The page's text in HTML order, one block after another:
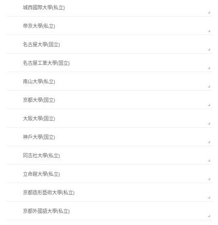
城西國際大學(私立)
帝京大學(私立)
名古屋大學(国立)
名古屋工業大學(国立)
南山大學(私立)
京都大學(国立)
大阪大學(国立)
神戶大學(国立)
同志社大學(私立)
立命館大學(私立)
京都造形藝術大學(私立)
京都外國語大學(私立)